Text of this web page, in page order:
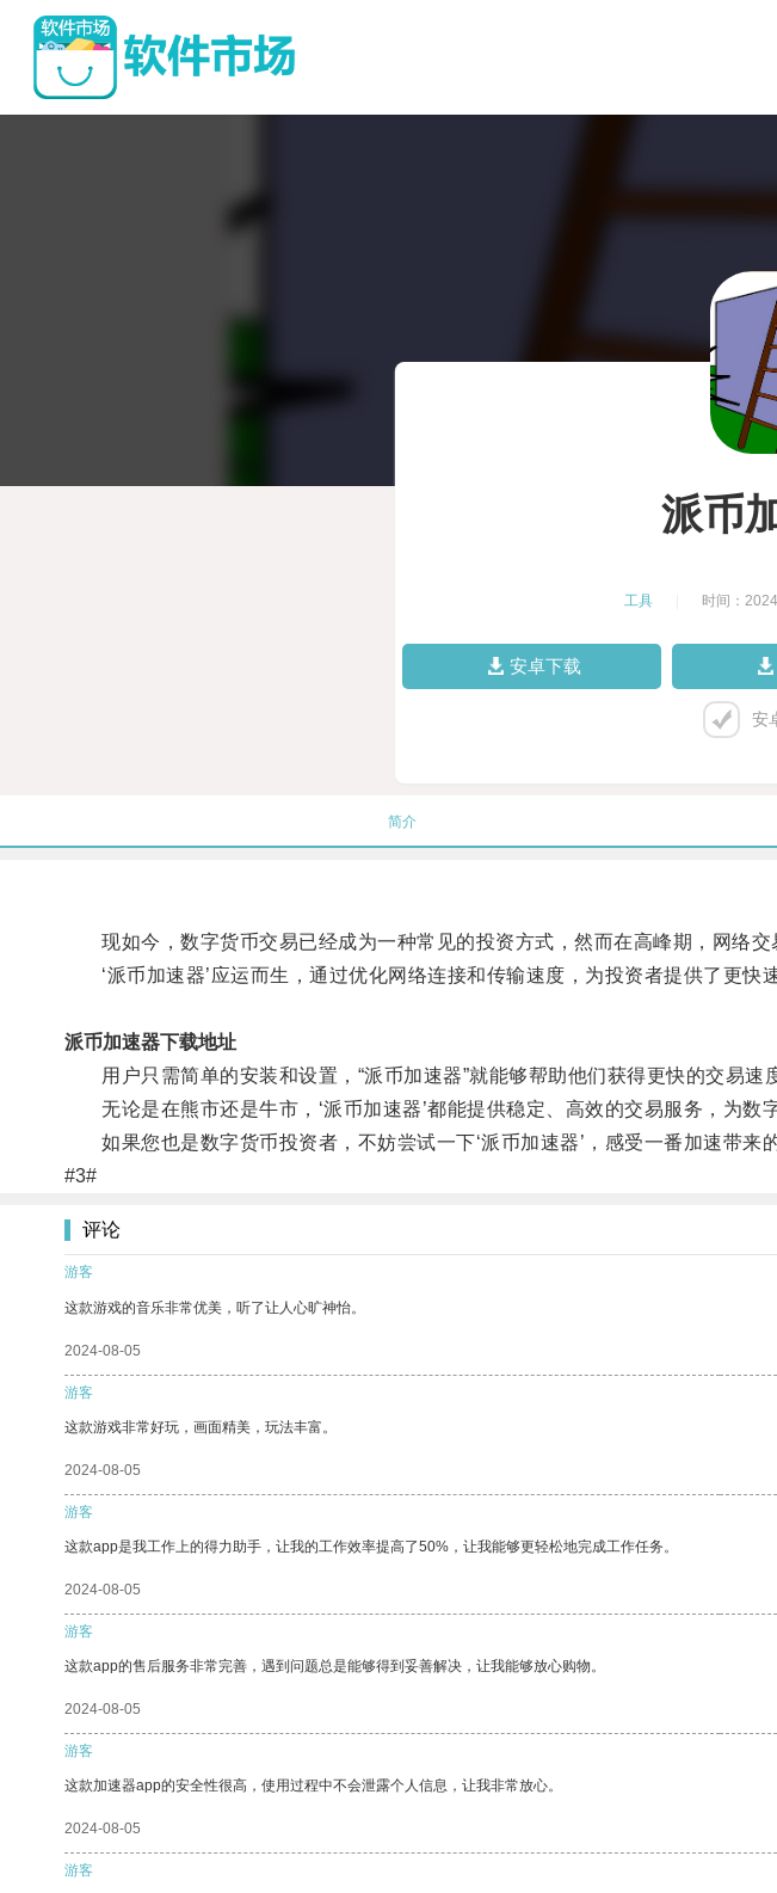
派币
工具 时间：
安卓下载
安
简介
现如今，数字货币交易已经成为一种常见的投资方式，然而在高峰期，网络交
‘派币加速器’应运而生，通过优化网络连接和传输速度，为投资者提供了更快速
派币加速器下载地址
用户只需简单的安装和设置，“派币加速器”就能够帮助他们获得更快的交易速
无论是在熊市还是牛市，‘派币加速器’都能提供稳定、高效的交易服务，为数
如果您也是数字货币投资者，不妨尝试一下‘派币加速器’，感受一番加速带来的
#3#
评论
游客
这款游戏的音乐非常优美，听了让人心旷神怡。
2024-08-05
游客
这款游戏非常好玩，画面精美，玩法丰富。
2024-08-05
游客
这款app是我工作上的得力助手，让我的工作效率提高了50%，让我能够更轻松地完成工作任务。
2024-08-05
游客
这款app的售后服务非常完善，遇到问题总是能够得到妥善解决，让我能够放心购物。
2024-08-05
游客
这款加速器app的安全性很高，使用过程中不会泄露个人信息，让我非常放心。
2024-08-05
游客